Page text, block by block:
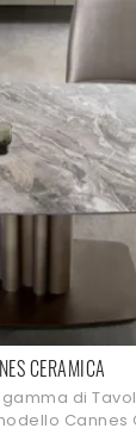
CERAMICA
di
Cannes